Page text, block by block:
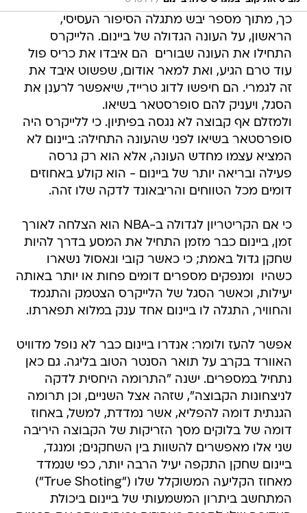
כך, מתוך מספר יבש מתגלה הסיפור העסיסי,
הראשון, על העונה הגדולה של ביינום. הלייקרס
התחילו את העונה שבורים  הם איבדו את כריס פול
עוד טרם הגיע, ואת למאר אודום, שפשוט איבד את
זה לגמרי. הם חיפשו לדוג טרייד, שיאפשר לרענן את
הסגל, ויעניק להם סופרסטאר בשיאו.
ולמזלם אף קבוצה לא נגסה בפיתיון. כי ללייקרס היה
סופרסטאר בשיאו לפני שהעונה התחילה: ביינום לא
המציא עצמו מחדש העונה, אלא הוא רק גרסה
פעילה ובריאה יותר של ביינום - הוא קולע באחוזים
דומים מכל הטווחים והריבאונד לדקה שלו זהה.
כי אם הקריטריון לגדולה ב-NBA הוא הצלחה לאורך
זמן, ביינום כבר מזמן התחיל את המסע בדרך להיות
שחקן גדול באמת; כי כאשר קובי וגאסול נשארו
כשהיו  ומנפקים מספרים דומים פחות או יותר באותה
יעילות, וכאשר הסגל של הלייקרס הצטמק והתגמד
והחוויר, התגלה לו ביינום אחד ענק במלוא תפארתו.
אפשר להעז ולומר: אנדרו ביינום כבר לא נופל מדוויט
האוורד בקרב על תואר הסנטר הטוב בליגה. גם כאן
נתחיל במספרים. ישנה "התרומה היחסית לדקה
לניצחונות הקבוצה", שזהה אצל השניים, וכן תרומה
הגנתית דומה להפליא, אשר נמדדת, למשל, באחוז
דומה של בלוקים מסך הזריקות של הקבוצה היריבה 
שני אלו מאפשרים להשוות בין השחקנים; ומנגד,
ביינום שחקן התקפה יעיל הרבה יותר, כפי שנמדד
מאחוז הקליעה המשוקלל שלו ("True Shoting")
המתחשב ביתרון המשמעותי של ביינום ביכולת